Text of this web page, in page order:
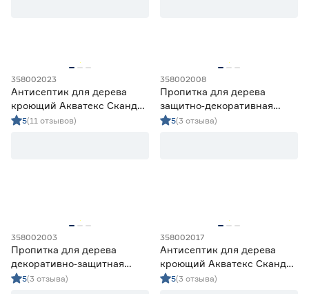
358002023
Антисептик для дерева
кроющий Акватекс Сканди
айсберг 2,5 л
5(11 отзывов)
358002008
Пропитка для дерева
защитно‑декоративная
акриловая Lakur тик 2 л
5(3 отзыва)
358002003
Пропитка для дерева
декоративно‑защитная
акриловая Lakur палисандр
5(3 отзыва)
358002017
Антисептик для дерева
кроющий Акватекс Сканди
лакрица 0,75 л
5(3 отзыва)